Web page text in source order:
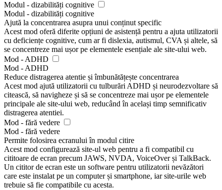
Modul - dizabilități cognitive
Modul - dizabilități cognitive
Ajută la concentrarea asupra unui conținut specific
Acest mod oferă diferite opțiuni de asistență pentru a ajuta utilizatorii
cu deficiențe cognitive, cum ar fi dislexia, autismul, CVA și altele, să
se concentreze mai ușor pe elementele esențiale ale site-ului web.
Mod - ADHD
Mod - ADHD
Reduce distragerea atentie și îmbunătățește concentrarea
Acest mod ajută utilizatorii cu tulburări ADHD și neurodezvoltare să
citească, să navigheze și să se concentreze mai ușor pe elementele
principale ale site-ului web, reducând în același timp semnificativ
distragerea atentiei.
Mod - fără vedere
Mod - fără vedere
Permite folosirea ecranului în modul citire
Acest mod configurează site-ul web pentru a fi compatibil cu
cititoare de ecran precum JAWS, NVDA, VoiceOver și TalkBack.
Un cititor de ecran este un software pentru utilizatorii nevăzători
care este instalat pe un computer și smartphone, iar site-urile web
trebuie să fie compatibile cu acesta.